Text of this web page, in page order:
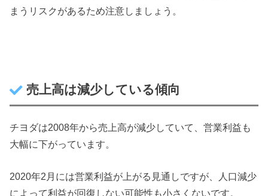
まうリスクがあるため注意しましょう。
売上高は減少している傾向
チヨダは2008年から売上高が減少していて、営業利益も
大幅に下がっています。
2020年2月には営業利益が上がる見通しですが、人口減少
によって利益が回復しない可能性も小さくないです。